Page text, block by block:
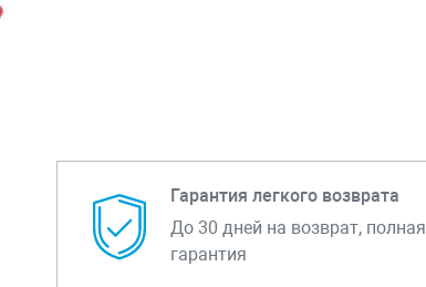
Гарантия легкого возврата
До 30 дней на возврат, полная
гарантия